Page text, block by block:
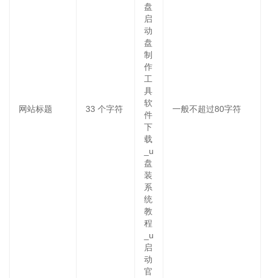
网站标题 33 个字符
盘
启
动
盘
制
作
工
具
软
件
下
载
_u
盘
装
系
统
教
程
_u
启
动
官
一般不超过80字符